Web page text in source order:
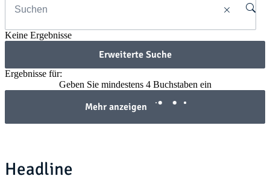
Keine Ergebnisse
Erweiterte Suche
Ergebnisse für:
Geben Sie mindestens 4 Buchstaben ein
Mehr anzeigen
Headline